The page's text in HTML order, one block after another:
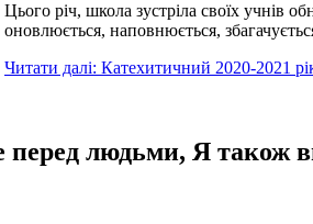
Цього річ, школа зустріла своїх
оновлюється, наповнюється,
Читати далі: Катехитичний 2020-2021
перед людьми, Я також